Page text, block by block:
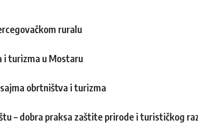
ruralu
i turizma u Mostaru
obrtništva i turizma
– dobra praksa zaštite prirode i turističkog